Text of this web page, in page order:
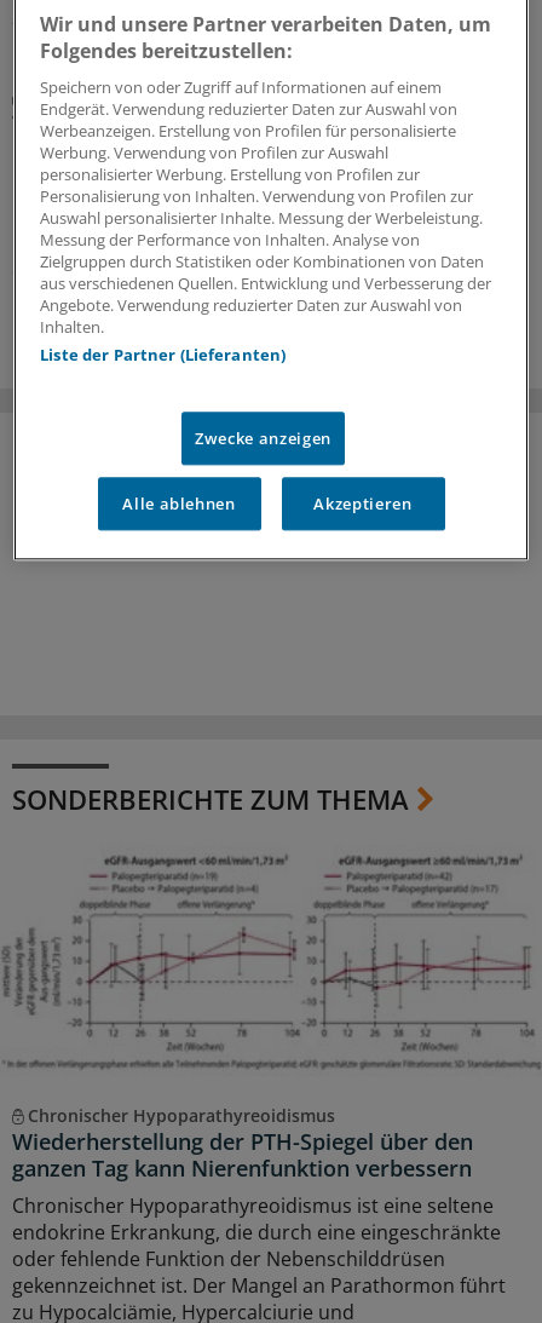
24.07.2026
Kasuistik
Was hat die interstitielle Nephritis ausgelöst?
Die Diagnose der interstitiellen Nephritis ist oft eine
Herausforderung, da sie sich auf vielfältige Art
präsentieren kann. Aber auch die Ursache bleibt
manchmal im Dunkeln, wie der Fall eines erkrankten
Skiurlaubers zeigt.
16.07.2026
SONDERBERICHTE ZUM THEMA
Chronischer Hypoparathyreoidismus
Wiederherstellung der PTH-Spiegel über den
ganzen Tag kann Nierenfunktion verbessern
Chronischer Hypoparathyreoidismus ist eine seltene
endokrine Erkrankung, die durch eine eingeschränkte
oder fehlende Funktion der Nebenschilddrüsen
gekennzeichnet ist. Der Mangel an Parathormon führt
zu Hypocalciämie, Hypercalciurie und
Wir und unsere Partner verarbeiten Daten, um
Folgendes bereitzustellen:
Speichern von oder Zugriff auf Informationen auf einem
Endgerät. Verwendung reduzierter Daten zur Auswahl von
Werbeanzeigen. Erstellung von Profilen für personalisierte
Werbung. Verwendung von Profilen zur Auswahl
personalisierter Werbung. Erstellung von Profilen zur
Personalisierung von Inhalten. Verwendung von Profilen zur
Auswahl personalisierter Inhalte. Messung der Werbeleistung.
Messung der Performance von Inhalten. Analyse von
Zielgruppen durch Statistiken oder Kombinationen von Daten
aus verschiedenen Quellen. Entwicklung und Verbesserung der
Angebote. Verwendung reduzierter Daten zur Auswahl von
Inhalten.
Liste der Partner (Lieferanten)
Zwecke anzeigen
Alle ablehnen Akzeptieren